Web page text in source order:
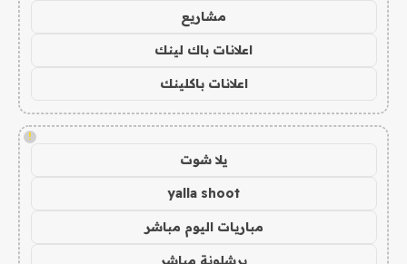
مشاريع
اعلانات باك لينك
اعلانات باكلينك
!
يلا شوت
yalla shoot
مباريات اليوم مباشر
برشلونة مباشر